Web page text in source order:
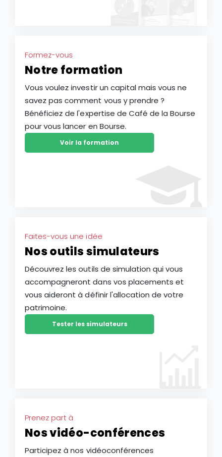
Formez-vous
Notre formation
Vous voulez investir un capital mais vous ne
savez pas comment vous y prendre ?
Bénéficiez de l'expertise de Café de la Bourse
pour vous lancer en Bourse.
Voir la formation
Faites-vous une idée
Nos outils simulateurs
Découvrez les outils de simulation qui vous
accompagneront dans vos placements et
vous aideront à définir l'allocation de votre
patrimoine.
Tester les simulateurs
Prenez part à
Nos vidéo-conférences
Participez à nos vidéoconférences